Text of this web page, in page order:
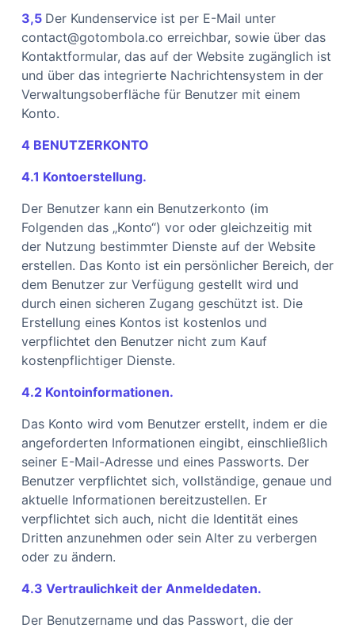
3,5 Der Kundenservice ist per E-Mail unter
contact@gotombola.co erreichbar, sowie über das
Kontaktformular, das auf der Website zugänglich ist
und über das integrierte Nachrichtensystem in der
Verwaltungsoberfläche für Benutzer mit einem
Konto.
4 BENUTZERKONTO
4.1 Kontoerstellung.
Der Benutzer kann ein Benutzerkonto (im
Folgenden das „Konto“) vor oder gleichzeitig mit
der Nutzung bestimmter Dienste auf der Website
erstellen. Das Konto ist ein persönlicher Bereich, der
dem Benutzer zur Verfügung gestellt wird und
durch einen sicheren Zugang geschützt ist. Die
Erstellung eines Kontos ist kostenlos und
verpflichtet den Benutzer nicht zum Kauf
kostenpflichtiger Dienste.
4.2 Kontoinformationen.
Das Konto wird vom Benutzer erstellt, indem er die
angeforderten Informationen eingibt, einschließlich
seiner E-Mail-Adresse und eines Passworts. Der
Benutzer verpflichtet sich, vollständige, genaue und
aktuelle Informationen bereitzustellen. Er
verpflichtet sich auch, nicht die Identität eines
Dritten anzunehmen oder sein Alter zu verbergen
oder zu ändern.
4.3 Vertraulichkeit der Anmeldedaten.
Der Benutzername und das Passwort, die der